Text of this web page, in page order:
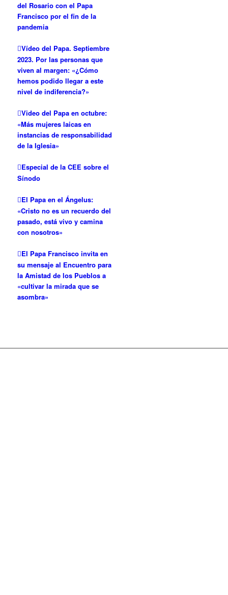
del Rosario con el Papa
Francisco por el fin de la
pandemia
Vídeo del Papa. Septiembre
2023. Por las personas que
viven al margen: «¿Cómo
hemos podido llegar a este
nivel de indiferencia?»
Video del Papa en octubre:
«Más mujeres laicas en
instancias de responsabilidad
de la Iglesia»
Especial de la CEE sobre el
Sínodo
El Papa en el Ángelus:
«Cristo no es un recuerdo del
pasado, está vivo y camina
con nosotros»
El Papa Francisco invita en
su mensaje al Encuentro para
la Amistad de los Pueblos a
«cultivar la mirada que se
asombra»